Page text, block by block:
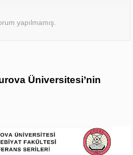
yapılmamış.
Üniversitesi’nin